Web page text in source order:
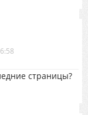
страницы?